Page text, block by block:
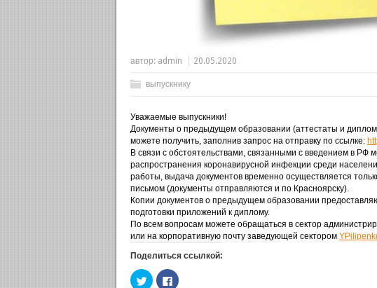
автор: admin 20.05.2020
выпускнику
Уважаемые выпускники!
Документы о предыдущем образовании (аттестаты и
можете получить, заполнив запрос на отправку по ссылке:
В связи с обстоятельствами, связанными с введением в
распространения коронавирусной инфекции среди
работы, выдача документов временно осуществляется
письмом (документы отправляются и по Красноярску).
Копии документов о предыдущем образовании
подготовки приложений к диплому.
По всем вопросам можете обращаться в сектор
или на корпоративную почту заведующей сектором
Поделиться ссылкой:
Н Н